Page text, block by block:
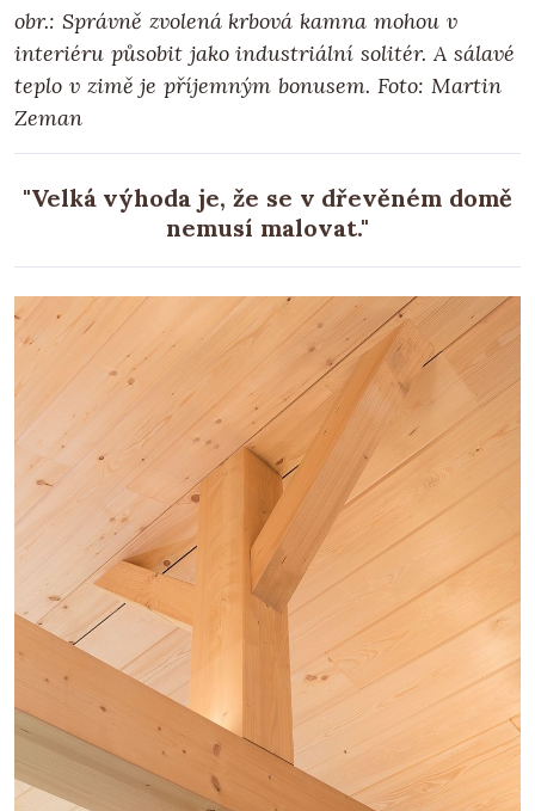
obr.: Správně zvolená krbová kamna mohou v
interiéru působit jako industriální solitér. A sálavé
teplo v zimě je příjemným bonusem. Foto: Martin
Zeman
"Velká výhoda je, že se v dřevěném domě
nemusí malovat."